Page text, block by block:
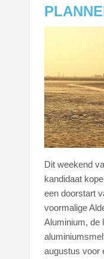
Dit weekend
kandidaat
een doorstart
voormalige
Aluminium, de
augustus voor